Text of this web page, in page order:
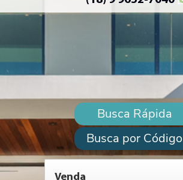
Busca Rápida
Busca por Código